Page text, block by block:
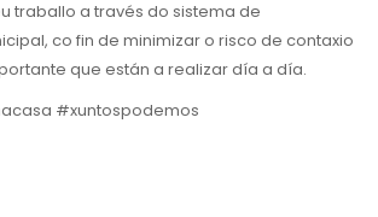
traballo a través do sistema de
co fin de minimizar o risco de contaxio
que están a realizar día a día.
#xuntospodemos